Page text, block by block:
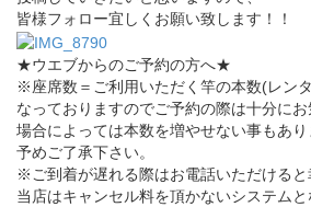
皆様フォロー宜しくお願い致します！！
★ウエブからのご予約の方へ★
※座席数＝ご利用いただく竿の本数(レン
なっておりますのでご予約の際は十分にお
場合によっては本数を増やせない事もあり
予めご了承下さい。
※ご到着が遅れる際はお電話いただけると
当店はキャンセル料を頂かないシステムと